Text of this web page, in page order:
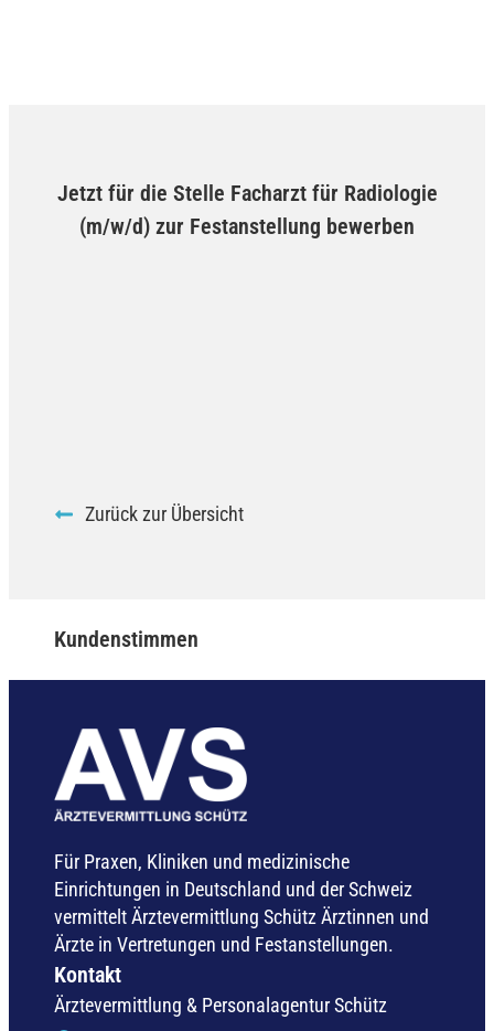
Jetzt für die Stelle Facharzt für Radiologie
(m/w/d) zur Festanstellung bewerben
Zurück zur Übersicht
Kundenstimmen
Für Praxen, Kliniken und medizinische
Einrichtungen in Deutschland und der Schweiz
vermittelt Ärztevermittlung Schütz Ärztinnen und
Ärzte in Vertretungen und Festanstellungen.
Kontakt
Ärztevermittlung & Personalagentur Schütz